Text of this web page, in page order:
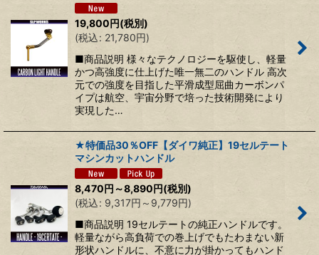
19,800円(税別)
(税込: 21,780円)
■商品説明 様々なテクノロジーを駆使し、軽量
かつ高強度に仕上げた唯一無二のハンドル 高次
元での強度を目指した平滑成型屈曲カーボンパ
イプは航空、宇宙分野で培った技術開発により
実現した…
★特価品30％OFF【ダイワ純正】19セルテート
マシンカットハンドル
8,470円 ～8,890円(税別)
(税込: 9,317円 ～9,779円)
■商品説明 19セルテートの純正ハンドルです。
軽量ながら高負荷での巻上げでもたわまない新
形状ハンドルに、不意に力が掛かってもハンド